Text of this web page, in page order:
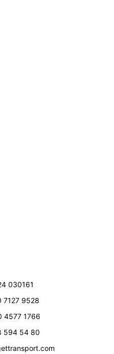
030161
7127 9528
4577 1766
594 54 80